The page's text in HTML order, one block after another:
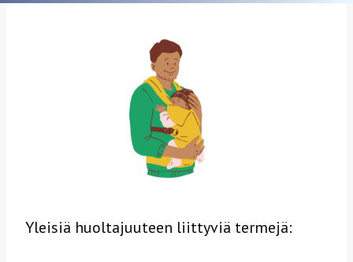
Yleisiä huoltajuuteen liittyviä termejä: